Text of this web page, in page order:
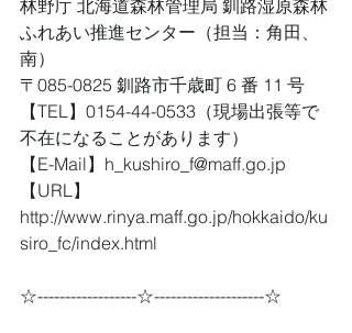
林野庁 北海道森林管理局 釧路湿原森林
ふれあい推進センター（担当：角田、
南）
〒085-0825 釧路市千歳町 6 番 11 号
【TEL】0154-44-0533（現場出張等で
不在になることがあります）
【E-Mail】h_kushiro_f@maff.go.jp
【URL】
http://www.rinya.maff.go.jp/hokkaido/ku
siro_fc/index.html
☆------------------☆--------------------☆